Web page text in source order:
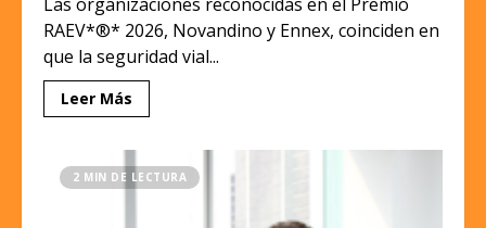
RAEV*®* 2026, Novandino y Ennex, coinciden en
que la seguridad vial...
Leer Más
2 MIN DE LECTURA